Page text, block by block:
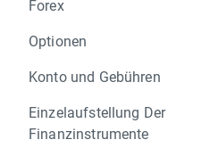
Forex
Optionen
Konto und Gebühren
Einzelaufstellung Der
Finanzinstrumente